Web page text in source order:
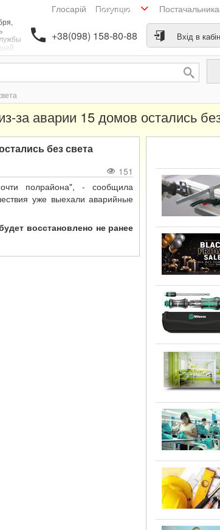
Глосарій Покупцю
+38(098) 158-80-88 Вхід в
за аварии 15 домов остались
без света
151
полрайона", - сообщила
уже выехали аварийные
восстановлено не ранее